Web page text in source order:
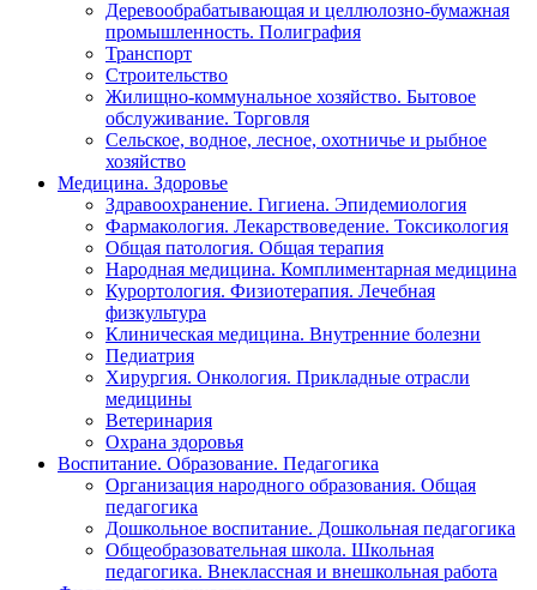
Деревообрабатывающая и целлюлозно-бумажная
промышленность. Полиграфия
Транспорт
Строительство
Жилищно-коммунальное хозяйство. Бытовое
обслуживание. Торговля
Сельское, водное, лесное, охотничье и рыбное
хозяйство
Медицина. Здоровье
Здравоохранение. Гигиена. Эпидемиология
Фармакология. Лекарствоведение. Токсикология
Общая патология. Общая терапия
Народная медицина. Комплиментарная медицина
Курортология. Физиотерапия. Лечебная
физкультура
Клиническая медицина. Внутренние болезни
Педиатрия
Хирургия. Онкология. Прикладные отрасли
медицины
Ветеринария
Охрана здоровья
Воспитание. Образование. Педагогика
Организация народного образования. Общая
педагогика
Дошкольное воспитание. Дошкольная педагогика
Общеобразовательная школа. Школьная
педагогика. Внеклассная и внешкольная работа